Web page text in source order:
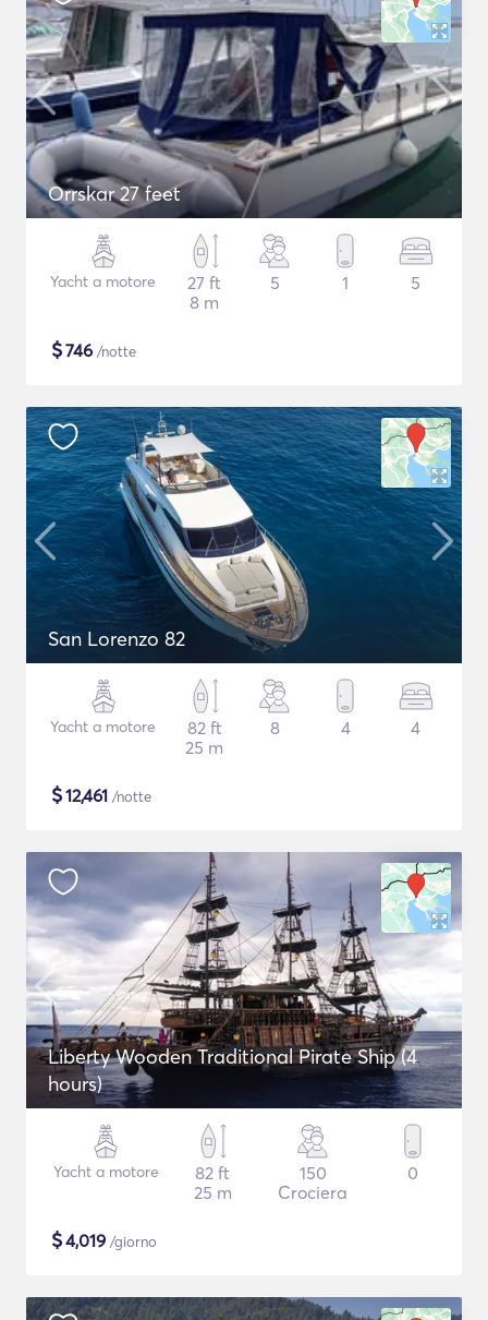
Orrskar 27 feet
Yacht a motore
27 ft
8 m
5 1 5
$746 /notte
San Lorenzo 82
Yacht a motore
82 ft
25 m
8 4 4
$12,461 /notte
Liberty Wooden Traditional Pirate Ship (4
hours)
Yacht a motore
82 ft
25 m
150
Crociera
0
$4,019 /giorno